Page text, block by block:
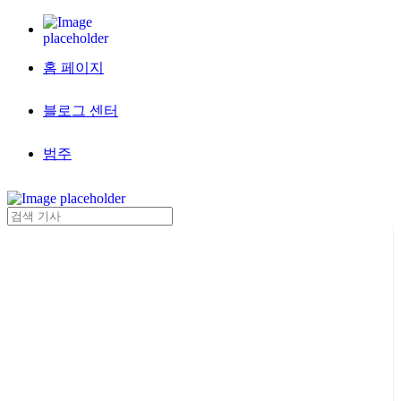
홈 페이지
블로그 센터
범주